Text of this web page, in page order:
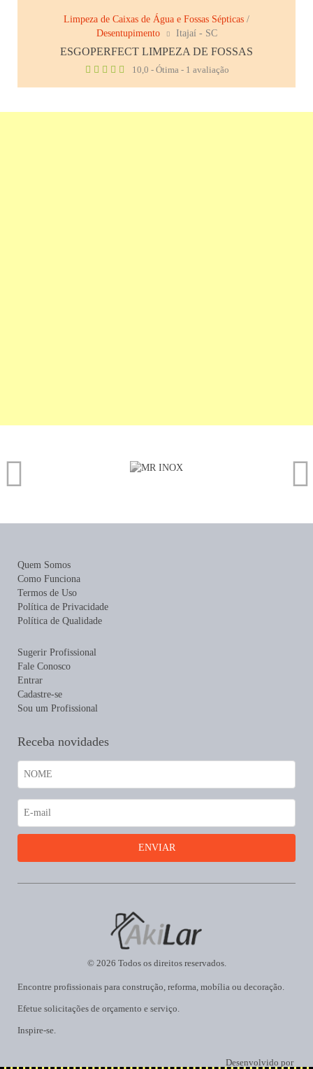
Limpeza de Caixas de Água e Fossas Sépticas /
Desentupimento
Itajaí - SC
ESGOPERFECT LIMPEZA DE FOSSAS
10,0 - Ótima - 1 avaliação
Quem Somos
Como Funciona
Termos de Uso
Política de Privacidade
Política de Qualidade
Sugerir Profissional
Fale Conosco
Entrar
Cadastre-se
Sou um Profissional
Receba novidades
Encontre profissionais para construção, reforma, mobília ou decoração.
Efetue solicitações de orçamento e serviço.
Inspire-se.
© 2026 Todos os direitos reservados.
Desenvolvido por